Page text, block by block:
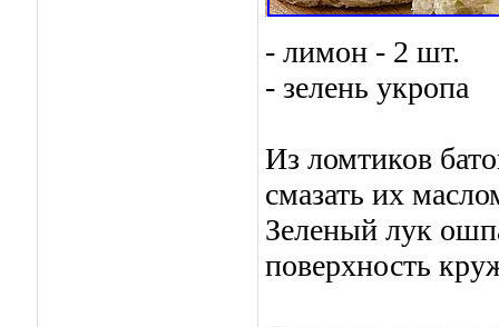
- лимон - 2 шт.
- зелень укропа
Из ломтиков
смазать их
Зеленый лук
поверхность